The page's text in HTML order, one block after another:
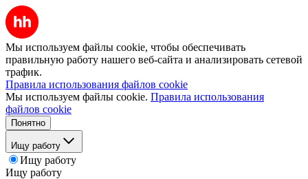
Мы используем файлы cookie, чтобы обеспечивать
правильную работу нашего веб-сайта и анализировать сетевой
трафик.
Правила использования файлов cookie
Мы используем файлы cookie. Правила использования
файлов cookie
Понятно
Ищу работу
Ищу работу
Ищу работу